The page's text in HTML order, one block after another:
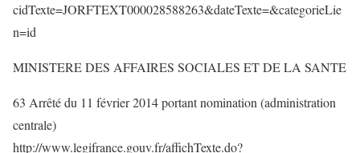
cidTexte=JORFTEXT000028588263&dateTexte=&categorieLie
n=id
MINISTERE DES AFFAIRES SOCIALES ET DE LA SANTE
63 Arrêté du 11 février 2014 portant nomination (administration
centrale)
http://www.legifrance.gouv.fr/affichTexte.do?